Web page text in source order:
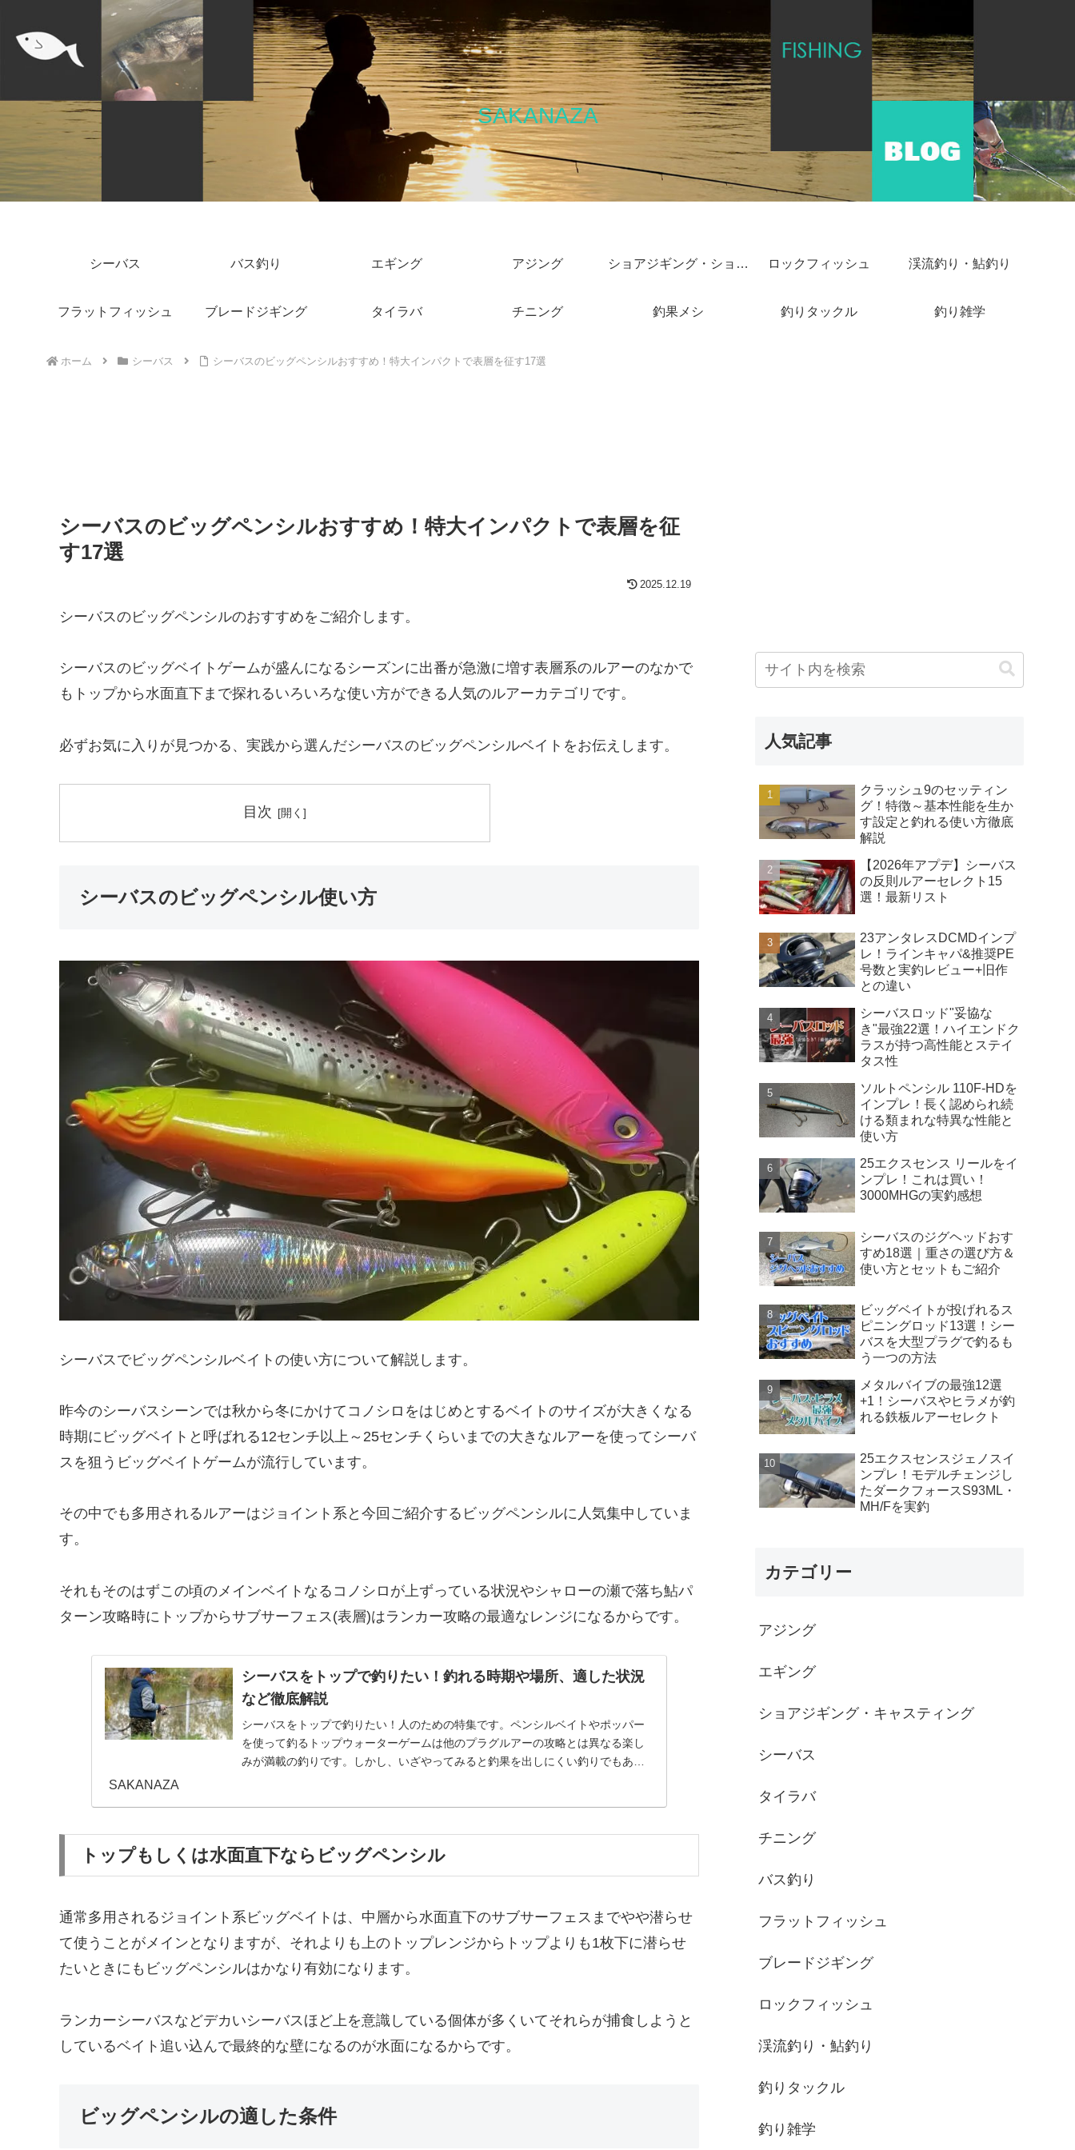
SAKANAZA
シーバス バス釣り エギング アジング ショアジギング・ショアキャスティング ロックフィッシュ 渓流釣り・鮎釣り
フラットフィッシュ ブレードジギング タイラバ チニング 釣果メシ 釣りタックル 釣り雑学
ホーム シーバス シーバスのビッグペンシルおすすめ！特大インパクトで表層を征す17選
シーバスのビッグペンシルおすすめ！特大インパクトで表層を征
す17選
2025.12.19
シーバスのビッグペンシルのおすすめをご紹介します。
シーバスのビッグベイトゲームが盛んになるシーズンに出番が急激に増す表層系のルアーのなかで
もトップから水面直下まで探れるいろいろな使い方ができる人気のルアーカテゴリです。
必ずお気に入りが見つかる、実践から選んだシーバスのビッグペンシルベイトをお伝えします。
目次
シーバスのビッグペンシル使い方
シーバスでビッグペンシルベイトの使い方について解説します。
昨今のシーバスシーンでは秋から冬にかけてコノシロをはじめとするベイトのサイズが大きくなる
時期にビッグベイトと呼ばれる12センチ以上～25センチくらいまでの大きなルアーを使ってシーバ
スを狙うビッグベイトゲームが流行しています。
その中でも多用されるルアーはジョイント系と今回ご紹介するビッグペンシルに人気集中していま
す。
それもそのはずこの頃のメインベイトなるコノシロが上ずっている状況やシャローの瀬で落ち鮎パ
ターン攻略時にトップからサブサーフェス(表層)はランカー攻略の最適なレンジになるからです。
シーバスをトップで釣りたい！釣れる時期や場所、適した状況
など徹底解説
シーバスをトップで釣りたい！人のための特集です。ペンシルベイトやポッパー
を使って釣るトップウォーターゲームは他のプラグルアーの攻略とは異なる楽し
みが満載の釣りです。しかし、いざやってみると釣果を出しにくい釣りでもあり
SAKANAZA
トップもしくは水面直下ならビッグペンシル
通常多用されるジョイント系ビッグベイトは、中層から水面直下のサブサーフェスまでやや潜らせ
て使うことがメインとなりますが、それよりも上のトップレンジからトップよりも1枚下に潜らせ
たいときにもビッグペンシルはかなり有効になります。
ランカーシーバスなどデカいシーバスほど上を意識している個体が多くいてそれらが捕食しようと
しているベイト追い込んで最終的な壁になるのが水面になるからです。
ビッグペンシルの適した条件
人気記事
クラッシュ9のセッティン
グ！特徴～基本性能を生か
す設定と釣れる使い方徹底
解説
【2026年アプデ】シーバス
の反則ルアーセレクト15
選！最新リスト
23アンタレスDCMDインプ
レ！ラインキャパ&推奨PE
号数と実釣レビュー+旧作
との違い
シーバスロッド"妥協な
き"最強22選！ハイエンドク
ラスが持つ高性能とステイ
タス性
ソルトペンシル 110F-HDを
インプレ！長く認められ続
ける類まれな特異な性能と
使い方
25エクスセンス リールをイ
ンプレ！これは買い！
3000MHGの実釣感想
シーバスのジグヘッドおす
すめ18選｜重さの選び方＆
使い方とセットもご紹介
ビッグベイトが投げれるス
ピニングロッド13選！シー
バスを大型プラグで釣るも
う一つの方法
メタルバイブの最強12選
+1！シーバスやヒラメが釣
れる鉄板ルアーセレクト
25エクスセンスジェノスイ
ンプレ！モデルチェンジし
たダークフォースS93ML・
MH/Fを実釣
カテゴリー
アジング
エギング
ショアジギング・キャスティング
シーバス
タイラバ
チニング
バス釣り
フラットフィッシュ
ブレードジギング
ロックフィッシュ
渓流釣り・鮎釣り
釣りタックル
釣り雑学